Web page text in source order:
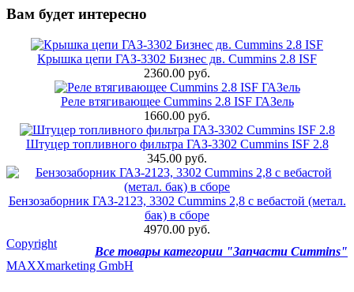
Вам будет интересно
Крышка цепи ГАЗ-3302 Бизнес дв. Cummins 2.8 ISF
2360.00 руб.
Реле втягивающее Cummins 2.8 ISF ГАЗель
1660.00 руб.
Штуцер топливного фильтра ГАЗ-3302 Cummins ISF 2.8
345.00 руб.
Бензозаборник ГАЗ-2123, 3302 Cummins 2,8 с вебастой (метал.
бак) в сборе
4970.00 руб.
Все товары категории "Запчасти Cummins"
Copyright
MAXXmarketing GmbH